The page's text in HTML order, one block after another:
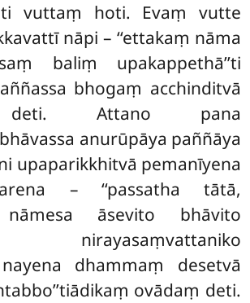
vuttaṃ hoti. Evaṃ vutte
nāpi – ‘‘ettakaṃ nāma
baliṃ upakappethā’’ti
bhogaṃ acchinditvā
deti. Attano pana
anurūpāya paññāya
upaparikkhitvā pemanīyena
– ‘‘passatha tātā,
āsevito bhāvito
nirayasaṃvattaniko
nayena dhammaṃ desetvā
ovādaṃ deti.